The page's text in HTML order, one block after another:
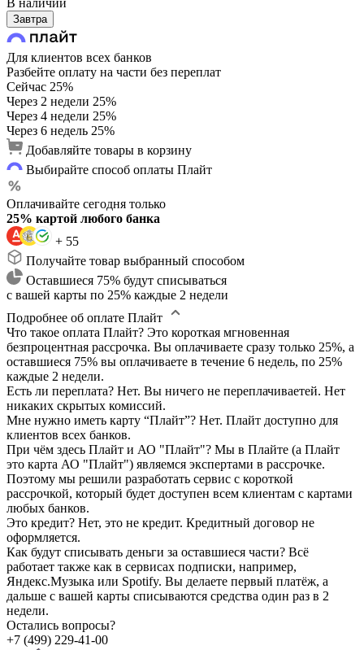
Завтра
Для клиентов всех банков
Разбейте оплату на части без переплат
Сейчас 25%
Через 2 недели 25%
Через 4 недели 25%
Через 6 недель 25%
Добавляйте товары в корзину
Выбирайте способ оплаты Плайт
Оплачивайте сегодня только
25% картой любого банка
+ 55
Получайте товар выбранный способом
Оставшиеся 75% будут списываться
с вашей карты по 25% каждые 2 недели
Подробнее об оплате Плайт
Что такое оплата Плайт? Это короткая мгновенная
безпроцентная рассрочка. Вы оплачиваете сразу только 25%, а
оставшиеся 75% вы оплачиваете в течение 6 недель, по 25%
каждые 2 недели.
Есть ли переплата? Нет. Вы ничего не переплачиваетей. Нет
никаких скрытых комиссий.
Мне нужно иметь карту “Плайт”? Нет. Плайт доступно для
клиентов всех банков.
При чём здесь Плайт и АО "Плайт"? Мы в Плайте (а Плайт
это карта АО "Плайт") являемся экспертами в рассрочке.
Поэтому мы решили разработать сервис с короткой
рассрочкой, который будет доступен всем клиентам с картами
любых банков.
Это кредит? Нет, это не кредит. Кредитный договор не
оформляется.
Как будут списывать деньги за оставшиеся части? Всё
работает также как в сервисах подписки, например,
Яндекс.Музыка или Spotify. Вы делаете первый платёж, а
дальше с вашей карты списываются средства один раз в 2
недели.
Остались вопросы?
+7 (499) 229-41-00